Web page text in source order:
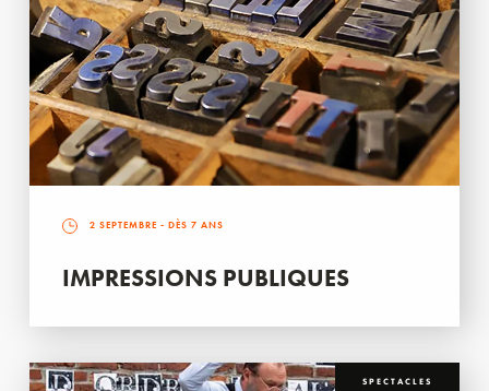
2 SEPTEMBRE - DÈS 7 ANS
IMPRESSIONS PUBLIQUES
SPECTACLES